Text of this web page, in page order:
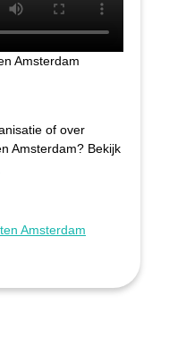
Amsterdam
of over
Amsterdam? Bekijk
Amsterdam